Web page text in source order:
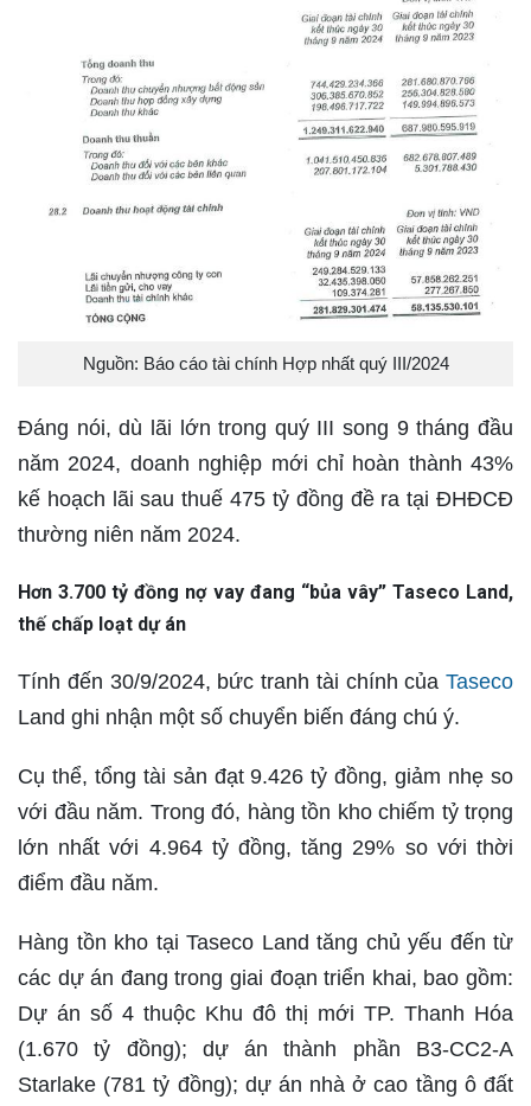
Nguồn: Báo cáo tài chính Hợp nhất quý III/2024
Đáng nói, dù lãi lớn trong quý III song 9 tháng đầu
năm 2024, doanh nghiệp mới chỉ hoàn thành 43%
kế hoạch lãi sau thuế 475 tỷ đồng đề ra tại ĐHĐCĐ
thường niên năm 2024.
Hơn 3.700 tỷ đồng nợ vay đang “bủa vây” Taseco Land,
thế chấp loạt dự án
Tính đến 30/9/2024, bức tranh tài chính của Taseco
Land ghi nhận một số chuyển biến đáng chú ý.
Cụ thể, tổng tài sản đạt 9.426 tỷ đồng, giảm nhẹ so
với đầu năm. Trong đó, hàng tồn kho chiếm tỷ trọng
lớn nhất với 4.964 tỷ đồng, tăng 29% so với thời
điểm đầu năm.
Hàng tồn kho tại Taseco Land tăng chủ yếu đến từ
các dự án đang trong giai đoạn triển khai, bao gồm:
Dự án số 4 thuộc Khu đô thị mới TP. Thanh Hóa
(1.670 tỷ đồng); dự án thành phần B3-CC2-A
Starlake (781 tỷ đồng); dự án nhà ở cao tầng ô đất